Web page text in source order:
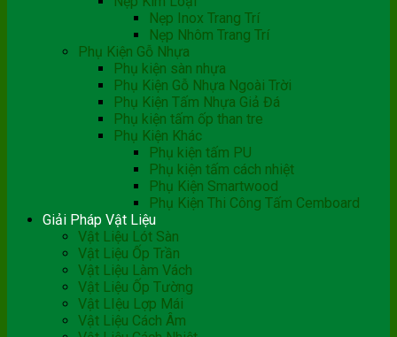
Nẹp Inox Trang Trí
Nẹp Nhôm Trang Trí
Phụ Kiện Gỗ Nhựa
Phụ kiện sàn nhựa
Phụ Kiện Gỗ Nhựa Ngoài Trời
Phụ Kiện Tấm Nhựa Giả Đá
Phụ kiện tấm ốp than tre
Phụ Kiện Khác
Phụ kiện tấm PU
Phụ kiện tấm cách nhiệt
Phụ Kiện Smartwood
Phụ Kiện Thi Công Tấm Cemboard
Giải Pháp Vật Liệu
Vật Liệu Lót Sàn
Vật Liệu Ốp Trần
Vật Liệu Làm Vách
Vật Liệu Ốp Tường
Vật LIệu Lợp Mái
Vật Liệu Cách Âm